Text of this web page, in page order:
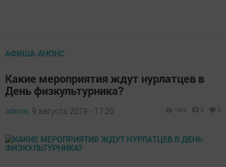
АФИША-АНОНС
Какие мероприятия ждут нурлатцев в
День физкультурника?
admin, 9 августа 2019 - 17:20 1424 0 0